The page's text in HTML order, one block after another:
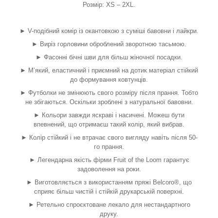
Розмір: XS – 2XL.
► V-подібний комір із окантовкою з суміші бавовни і лайкри.
► Виріз горловини оброблений зворотною тасьмою.
► Фасонні бічні шви для більш жіночної посадки.
► М’який, еластичний і приємний на дотик матеріал стійкий
до формування ковтунців.
► Футболки не змінюють свого розміру після прання. Тобто
не збігаються. Оскільки зроблені з натуральної бавовни.
► Кольори завжди яскраві і насичені. Можеш бути
впевнений, що отримаєш такий колір, який вибрав.
► Колір стійкий і не втрачає свого вигляду навіть після 50-
го прання.
► Легендарна якість фірми Fruit of the Loom гарантує
задоволення на роки.
► Виготовляється з використанням пряжі Belcoro®, що
сприяє більш чистій і стійкій друкарській поверхні.
► Ретельно спроєктоване лекало для нестандартного
друку.